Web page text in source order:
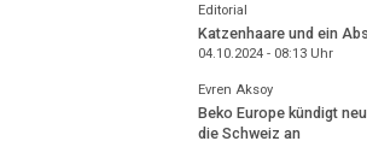
Editorial
Katzenhaare und ein
04.10.2024 - 08:13Uhr
Evren Aksoy
Beko Europe kündigt
die Schweiz an